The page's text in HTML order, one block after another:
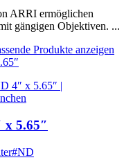
ARRI ermöglichen
gängigen Objektiven. ...
Produkte anzeigen
x 5.65″
#ND